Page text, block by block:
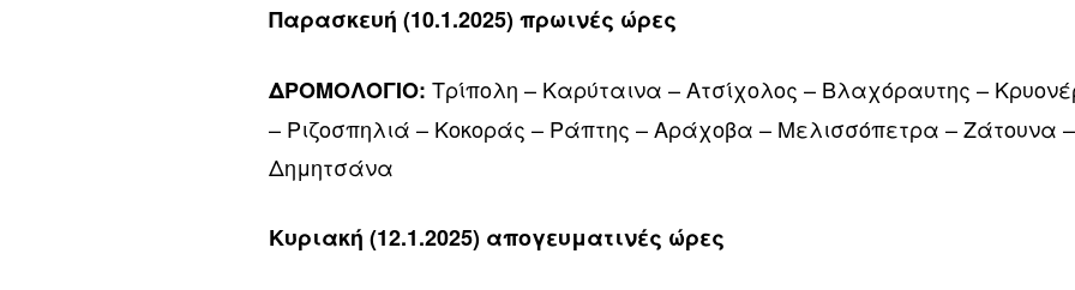
Παρασκευή (10.1.2025) πρωινές ώρες
ΔΡΟΜΟΛΟΓΙΟ: Τρίπολη – Καρύταινα – Ατσίχολος – Βλαχόραυτης –
– Ριζοσπηλιά – Κοκοράς – Ράπτης – Αράχοβα – Μελισσόπετρα – Ζάτουνα –
Δημητσάνα
Κυριακή (12.1.2025) απογευματινές ώρες